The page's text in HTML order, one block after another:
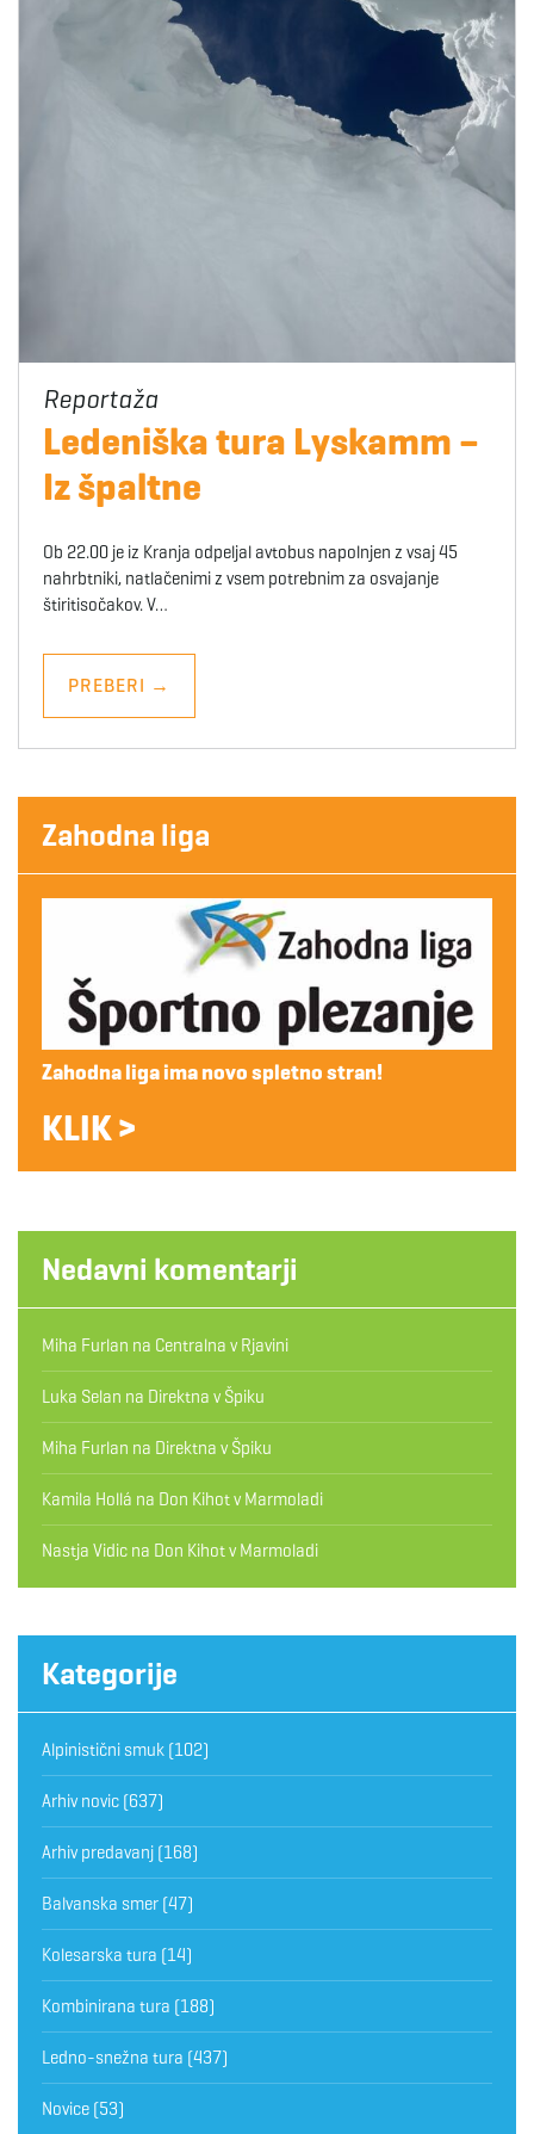
Ledeniška tura Lyskamm –
Iz špaltne
Ob 22.00 je iz Kranja odpeljal avtobus napolnjen z vsaj 45
nahrbtniki, natlačenimi z vsem potrebnim za osvajanje
štiritisočakov. V…
PREBERI →
Zahodna liga
Zahodna liga ima novo spletno stran!
KLIK >
Nedavni komentarji
Miha Furlan na Centralna v Rjavini
Luka Selan na Direktna v Špiku
Miha Furlan na Direktna v Špiku
Kamila Hollá na Don Kihot v Marmoladi
Nastja Vidic na Don Kihot v Marmoladi
Kategorije
Alpinistični smuk (102)
Arhiv novic (637)
Arhiv predavanj (168)
Balvanska smer (47)
Kolesarska tura (14)
Kombinirana tura (188)
Ledno-snežna tura (437)
Novice (53)